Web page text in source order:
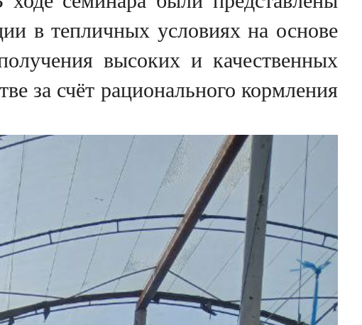
в тепличных условиях на основе
высоких и качественных
за счёт рационального кормления